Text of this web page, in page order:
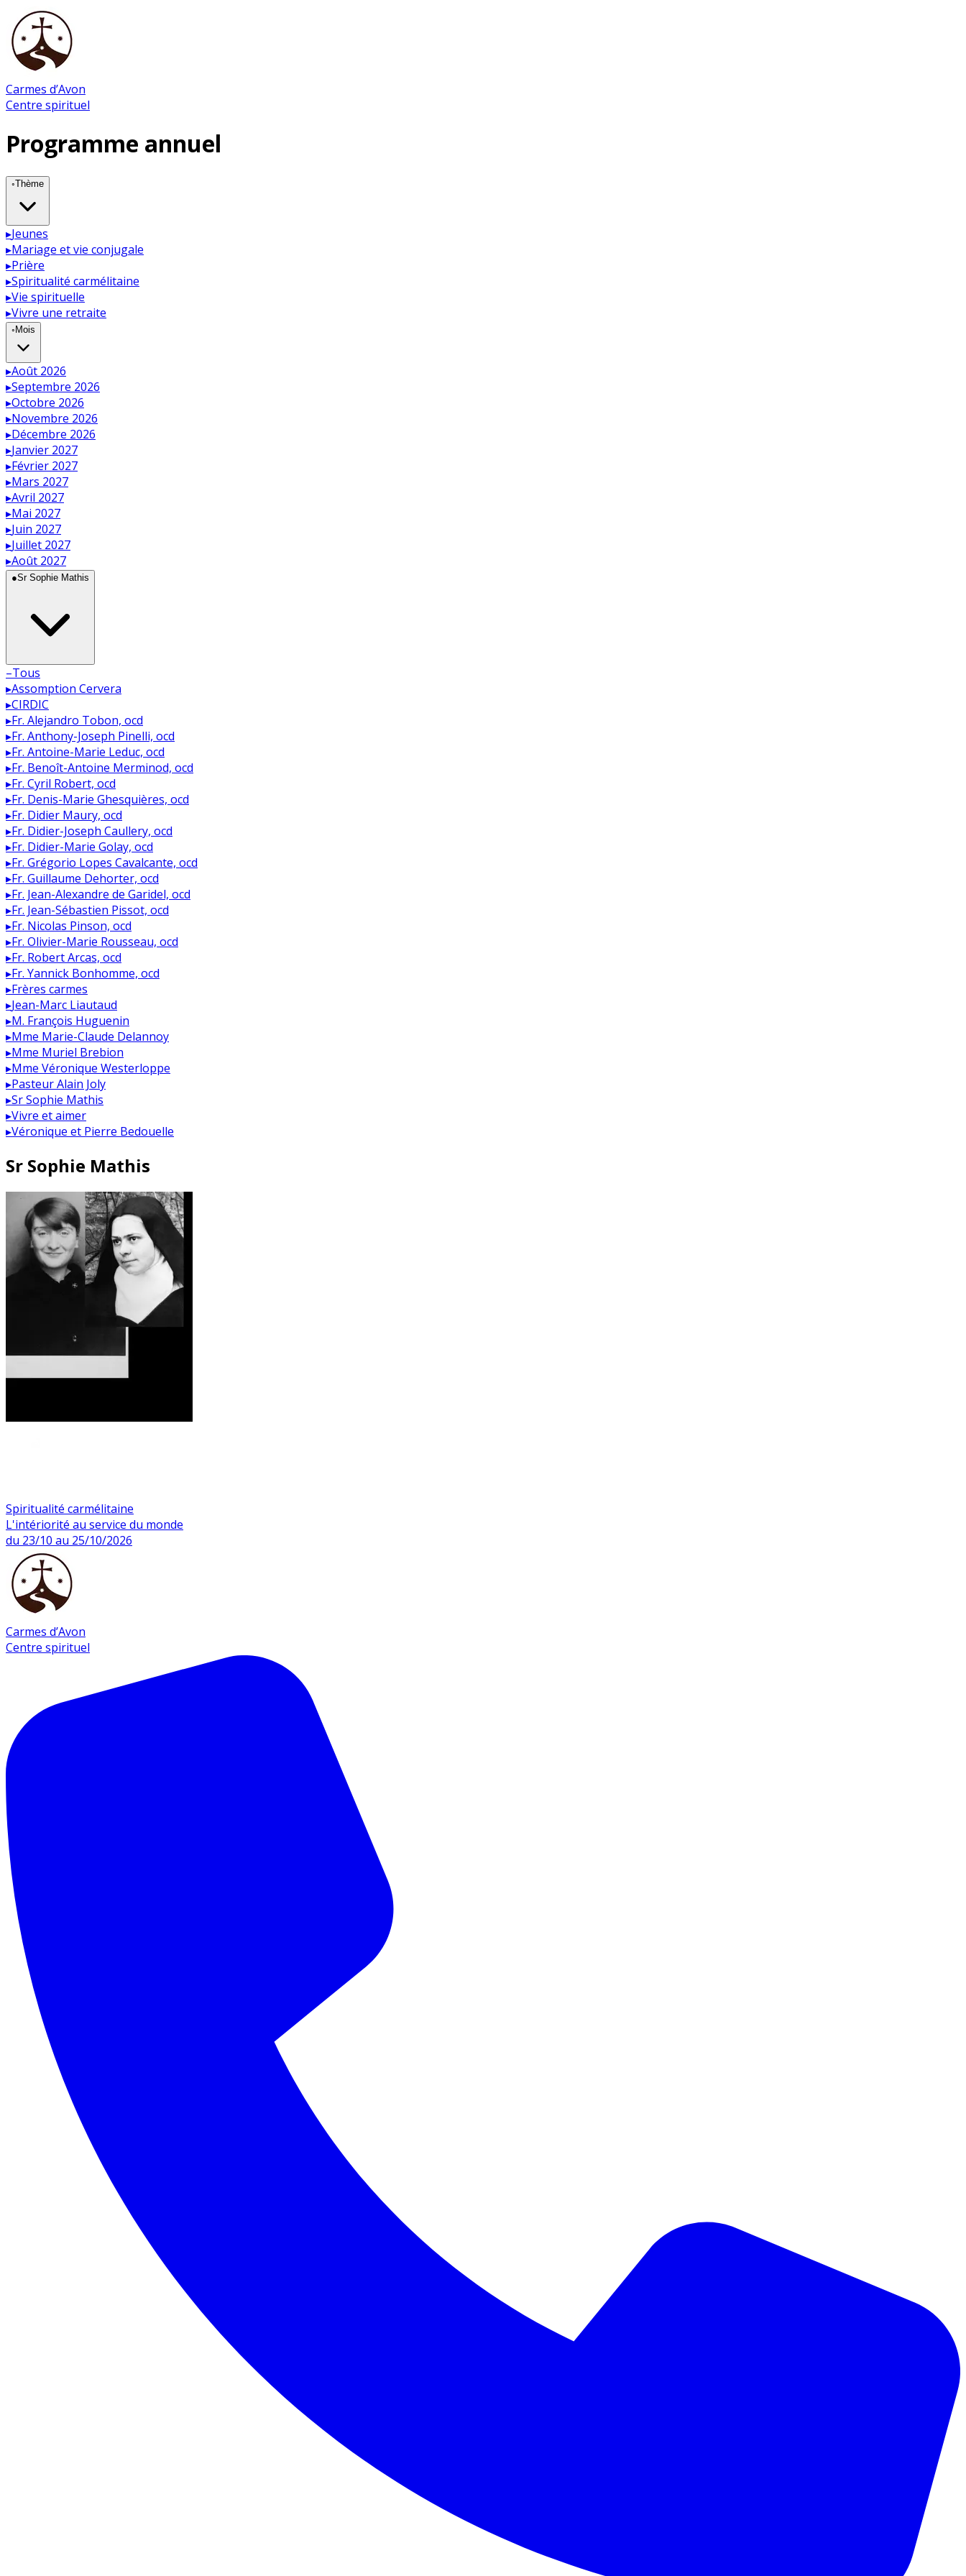
Carmes d’Avon
Centre spirituel
Programme annuel
◦Thème
▸Jeunes
▸Mariage et vie conjugale
▸Prière
▸Spiritualité carmélitaine
▸Vie spirituelle
▸Vivre une retraite
◦ Mois
▸Août 2026
▸Septembre 2026
▸Octobre 2026
▸Novembre 2026
▸Décembre 2026
▸Janvier 2027
▸Février 2027
▸Mars 2027
▸Avril 2027
▸Mai 2027
▸Juin 2027
▸Juillet 2027
▸Août 2027
●Sr Sophie Mathis
–Tous
▸Assomption Cervera
▸CIRDIC
▸Fr. Alejandro Tobon, ocd
▸Fr. Anthony-Joseph Pinelli, ocd
▸Fr. Antoine-Marie Leduc, ocd
▸Fr. Benoît-Antoine Merminod, ocd
▸Fr. Cyril Robert, ocd
▸Fr. Denis-Marie Ghesquières, ocd
▸Fr. Didier Maury, ocd
▸Fr. Didier-Joseph Caullery, ocd
▸Fr. Didier-Marie Golay, ocd
▸Fr. Grégorio Lopes Cavalcante, ocd
▸Fr. Guillaume Dehorter, ocd
▸Fr. Jean-Alexandre de Garidel, ocd
▸Fr. Jean-Sébastien Pissot, ocd
▸Fr. Nicolas Pinson, ocd
▸Fr. Olivier-Marie Rousseau, ocd
▸Fr. Robert Arcas, ocd
▸Fr. Yannick Bonhomme, ocd
▸Frères carmes
▸Jean-Marc Liautaud
▸M. François Huguenin
▸Mme Marie-Claude Delannoy
▸Mme Muriel Brebion
▸Mme Véronique Westerloppe
▸Pasteur Alain Joly
▸Sr Sophie Mathis
▸Vivre et aimer
▸Véronique et Pierre Bedouelle
Sr Sophie Mathis
Spiritualité carmélitaine
L'intériorité au service du monde
du 23/10 au 25/10/2026
Carmes d’Avon
Centre spirituel